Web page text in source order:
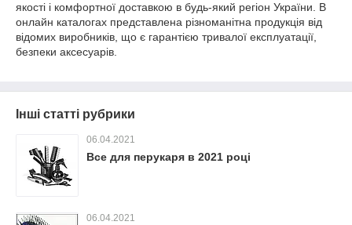
якості і комфортної доставкою в будь-який регіон України. В
онлайн каталогах представлена різноманітна продукція від
відомих виробників, що є гарантією тривалої експлуатації,
безпеки аксесуарів.
Інші статті рубрики
06.04.2021
Все для перукаря в 2021 році
06.04.2021